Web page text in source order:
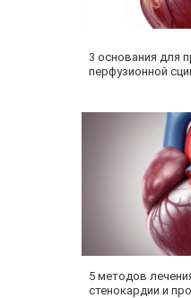
3 основания для
перфузионной
5 методов
стенокардии и